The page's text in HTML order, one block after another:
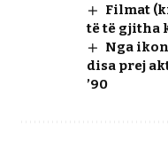
Filmat
të të gjitha
Nga
disa prej
’90